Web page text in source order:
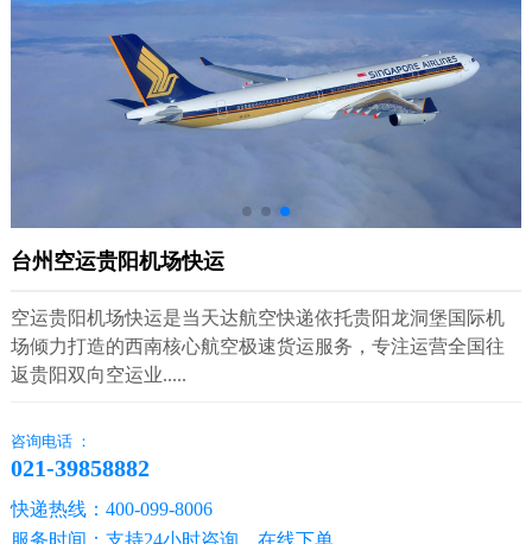
台州空运贵阳机场快运
空运贵阳机场快运是当天达航空快递依托贵阳龙洞堡国际机
场倾力打造的西南核心航空极速货运服务，专注运营全国往
返贵阳双向空运业.....
咨询电话 ：
021-39858882
快递热线：400-099-8006
服务时间：支持24小时咨询、在线下单